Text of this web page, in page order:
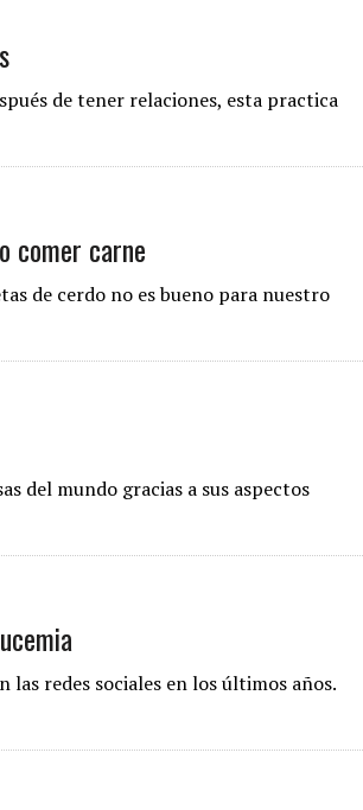
de tener relaciones, esta practica
comer carne
de cerdo no es bueno para nuestro
del mundo gracias a sus aspectos
las redes sociales en los últimos años.